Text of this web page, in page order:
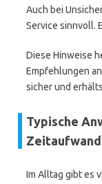
Auch bei
Service sinnvoll.
Diese Hinweise
Empfehlungen
sicher und
Typische
Im Alltag gibt es